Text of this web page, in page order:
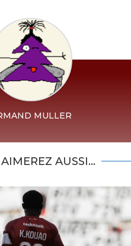
MULLER
AUSSI...